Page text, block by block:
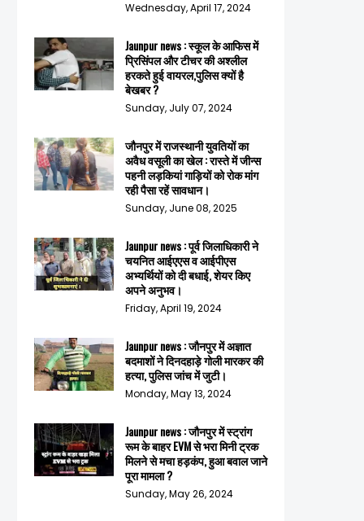
Wednesday, April 17, 2024
Jaunpur news : स्कूल के आफिस में
प्रिसिंपल और टीचर की अश्लील
हरकते हुई वायरल,पुलिस क्यों है
बेखबर ?
Sunday, July 07, 2024
जौनपुर में राजस्थानी युवतियों का
अवैध वसूली का खेल : रास्ते में जीन्स
पहनी लड़कियां गाड़ियों को रोक मांग
रही पैसा रहें सावधान।
Sunday, June 08, 2025
Jaunpur news : पूर्व जिलाधिकारी ने
चयनित आईएएस व आईपीएस
अभ्यर्थियों को दी बधाई, शेयर किए
अपने अनुभव।
Friday, April 19, 2024
Jaunpur news : जौनपुर में अज्ञात
बदमाशों ने दिनदहाड़े गोली मारकर की
हत्या, पुलिस जांच में जुटी।
Monday, May 13, 2024
Jaunpur news : जौनपुर में स्ट्रांग
रूम के बाहर EVM से भरा मिनी ट्रक
मिलने से मचा हड़कंप, हुआ बवाल जाने
पूरा मामला ?
Sunday, May 26, 2024